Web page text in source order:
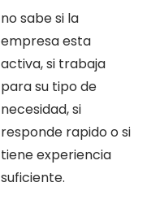
no sabe si la
empresa esta
activa, si trabaja
para su tipo de
necesidad, si
responde rapido o si
tiene experiencia
suficiente.